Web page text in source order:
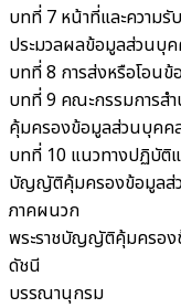
บทที่ 7 หน้าที่และความ
ประมวลผลข้อมูลส่วนบุ
บทที่ 8 การส่งหรือโอนข้
บทที่ 9 คณะกรรมการส
คุ้มครองข้อมูลส่วนบุคค
บทที่ 10 แนวทางปฏิบัติแ
บัญญัติคุ้มครองข้อมูลส่
ภาคผนวก
พระราชบัญญัติคุ้มครอ
ดัชนี
บรรณานุกรม